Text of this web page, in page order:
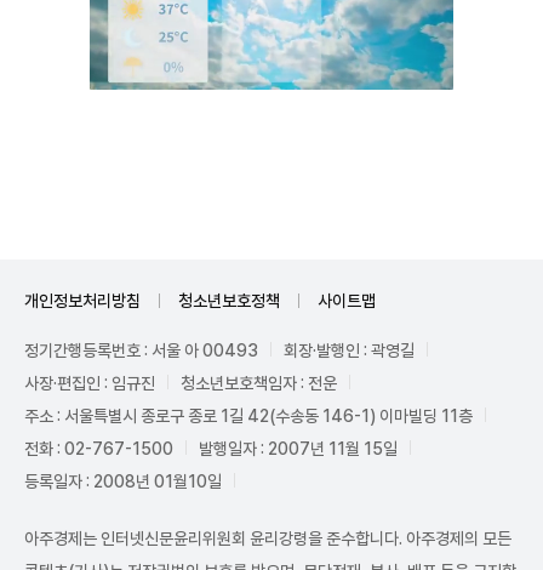
개인정보처리방침 청소년보호정책 사이트맵
정기간행등록번호 : 서울 아 00493
회장·발행인 : 곽영길
사장·편집인 : 임규진
청소년보호책임자 : 전운
주소 : 서울특별시 종로구 종로 1길 42(수송동 146-1) 이마빌딩 11층
전화 : 02-767-1500
발행일자 : 2007년 11월 15일
등록일자 : 2008년 01월10일
아주경제는 인터넷신문윤리위원회 윤리강령을 준수합니다. 아주경제의 모든